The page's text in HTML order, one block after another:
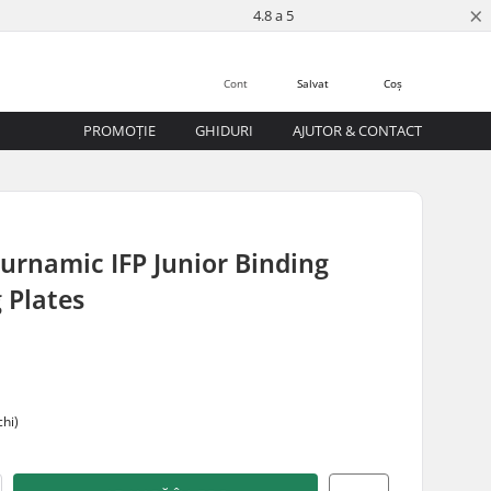
4.8 a 5 ×
Coș
Salvat
Cont
PROMOȚIE GHIDURI AJUTOR & CONTACT
IFP Junior Binding